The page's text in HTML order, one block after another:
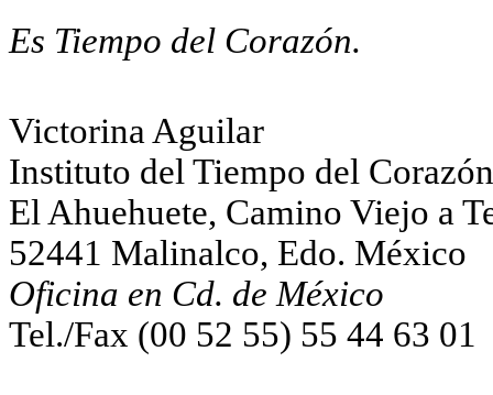
Es Tiempo del Corazón.
Victorina Aguilar
Instituto del Tiempo del Corazón
El Ahuehuete, Camino Viejo a
52441 Malinalco, Edo. México
Oficina en Cd. de México
Tel./Fax (00 52 55) 55 44 63 01